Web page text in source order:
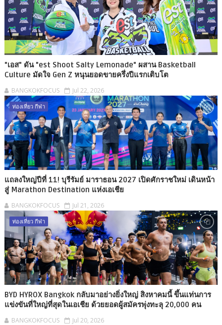
"เอส" ดัน "est Shoot Salty Lemonade" ผสาน Basketball
Culture มัดใจ Gen Z หนุนยอดขายครึ่งปีแรกเติบโต
BANGKOKFOCUS Jul 22, 2026
ท่องเที่ยว กีฬา
แถลงใหญ่ปีที่ 11! บุรีรัมย์ มาราธอน 2027 เปิดศักราชใหม่ เดินหน้า
สู่ Marathon Destination แห่งเอเชีย
BANGKOKFOCUS Jul 21, 2026
ท่องเที่ยว กีฬา
BYD HYROX Bangkok กลับมาอย่างยิ่งใหญ่ สิงหาคมนี้ ขึ้นแท่นการ
แข่งขันที่ใหญ่ที่สุดในเอเชีย ด้วยยอดผู้สมัครพุ่งทะลุ 20,000 คน
BANGKOKFOCUS Jul 20, 2026